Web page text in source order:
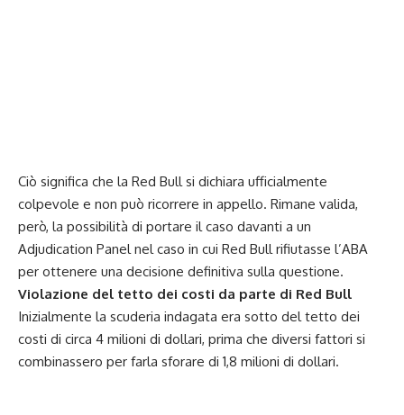
Ciò significa che la Red Bull si dichiara ufficialmente
colpevole e non può ricorrere in appello. Rimane valida,
però, la possibilità di portare il caso davanti a un
Adjudication Panel nel caso in cui Red Bull rifiutasse l’ABA
per ottenere una decisione definitiva sulla questione.
Violazione del tetto dei costi da parte di Red Bull
Inizialmente la scuderia indagata era sotto del tetto dei
costi di circa 4 milioni di dollari, prima che diversi fattori si
combinassero per farla sforare di 1,8 milioni di dollari.